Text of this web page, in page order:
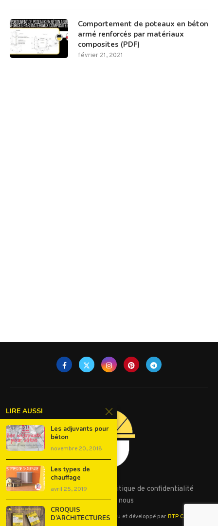
Comportement de poteaux en béton
armé renforcés par matériaux
composites (PDF)
février 21, 2021
Conditions d’utilisation
Politique de confidentialité
Contactez nous
©2023 - Tous droits réservés. Conçu et développé parBTP Cours
LIRE AUSSI
Les adjuvants pour
béton
novembre 20, 2018
Les types de
chauffage
avril 25, 2019
CROQUIS
D’ARCHITECTURES